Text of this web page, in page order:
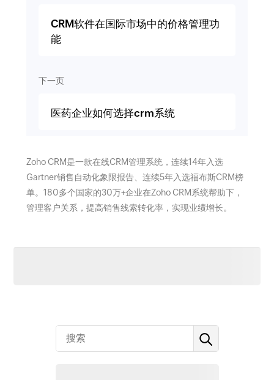
CRM软件在国际市场中的价格管理功
能
下一页
医药企业如何选择crm系统
Zoho CRM是一款在线CRM管理系统，连续14年入选
Gartner销售自动化象限报告、连续5年入选福布斯CRM榜
单。180多个国家的30万+企业在Zoho CRM系统帮助下，
管理客户关系，提高销售线索转化率，实现业绩增长。